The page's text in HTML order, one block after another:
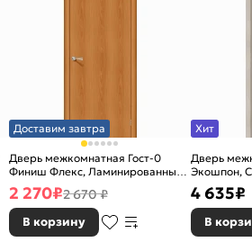
Доставим завтра
Дверь межкомнатная Гост-0
Финиш Флекс, Ламинированные
Л-12 (МиланОрех), глухая,
каркасно-щитовая
2 270₽2 670 ₽
В корзину
Хит
Дверь
Экошпон,
4 635₽
В